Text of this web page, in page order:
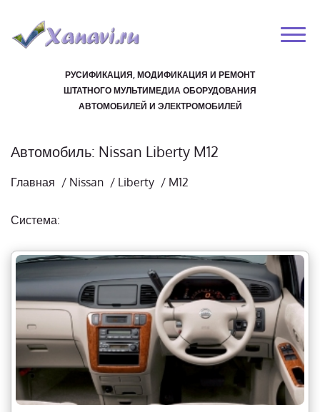
РУСИФИКАЦИЯ, МОДИФИКАЦИЯ И РЕМОНТ
ШТАТНОГО МУЛЬТИМЕДИА ОБОРУДОВАНИЯ
АВТОМОБИЛЕЙ И ЭЛЕКТРОМОБИЛЕЙ
Автомобиль: Nissan Liberty M12
Главная / Nissan / Liberty / M12
Система: